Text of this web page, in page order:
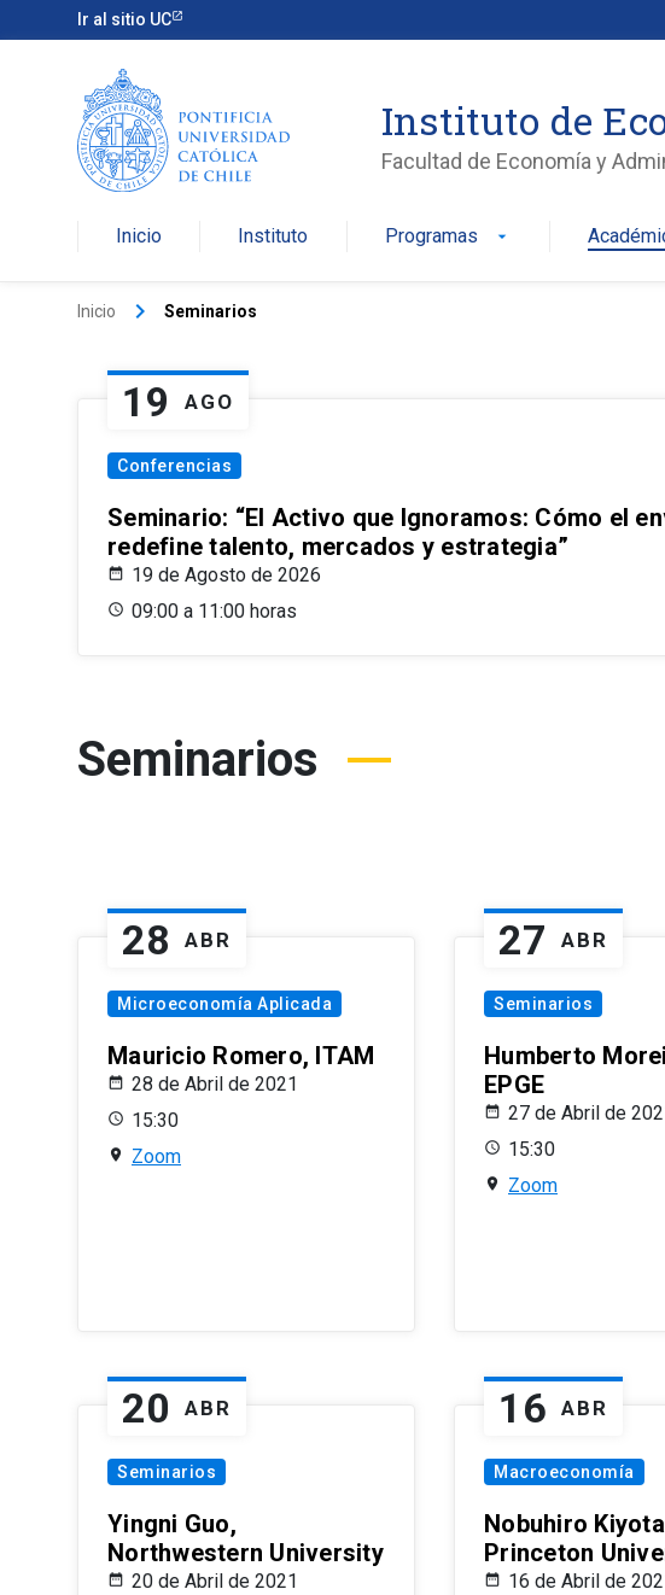
Ir al sitio UC
Instituto de
Facultad de Economía y
Inicio Instituto Programas arrow_drop_down
Inicio keyboard_arrow_right Seminarios
19 AGO
Conferencias
Seminario: “El Activo que Ignoramos: Cómo el
redefine talento, mercados y estrategia”
19 de Agosto de 2026
09:00 a 11:00 horas
Seminarios
28 ABR
Microeconomía Aplicada
Mauricio Romero, ITAM
28 de Abril de 2021
15:30
Zoom
27 ABR
Seminarios
Humberto
EPGE
27 de Abril de
15:30
Zoom
20 ABR
Seminarios
Yingni Guo,
Northwestern University
20 de Abril de 2021
16 ABR
Macroeconomía
Nobuhiro
Princeton
16 de Abril de